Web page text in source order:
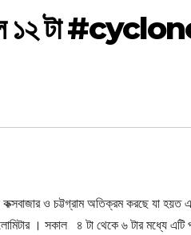
১২ টা
ও চট্টগ্রাম অতিক্রম করছে যা হয়ত
। সকাল ৪ টা থেকে ৬ টার মধ্যে